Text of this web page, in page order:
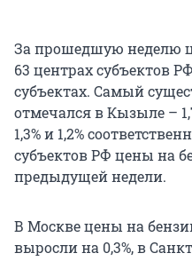
За прошедшую неделю
63 центрах субъектов
субъектах. Самый
отмечался в Кызыле –
1,3% и 1,2%
субъектов РФ цены на
предыдущей недели.
В Москве цены на
выросли на 0,3%, в